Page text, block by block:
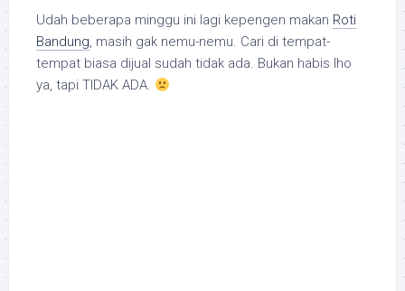
Udah beberapa minggu ini lagi kepengen makan Roti
Bandung, masih gak nemu-nemu. Cari di tempat-
tempat biasa dijual sudah tidak ada. Bukan habis lho
ya, tapi TIDAK ADA.